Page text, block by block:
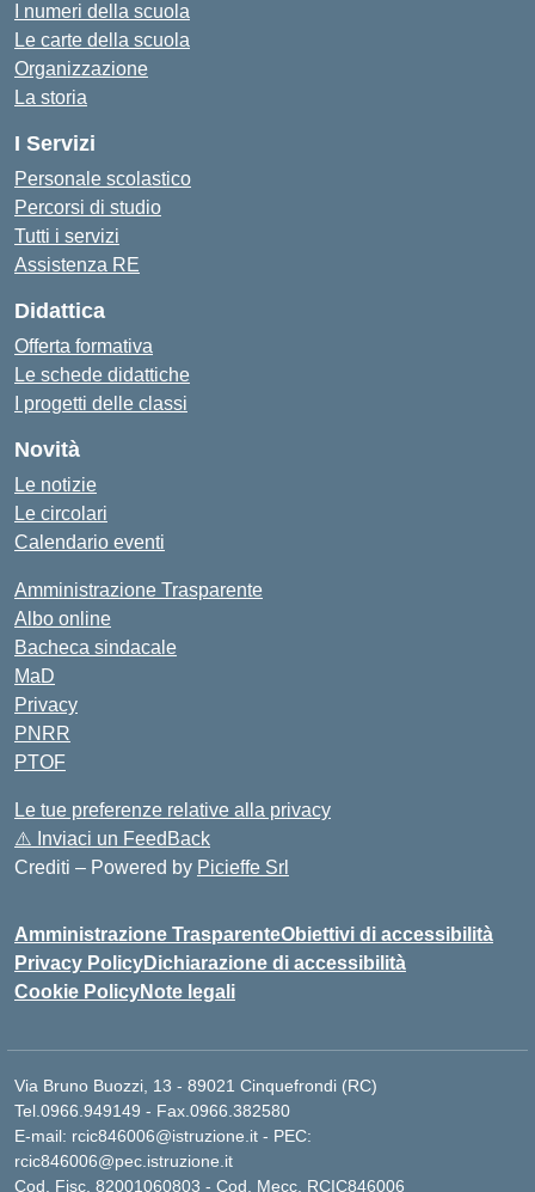
I numeri della scuola
Le carte della scuola
Organizzazione
La storia
I Servizi
Personale scolastico
Percorsi di studio
Tutti i servizi
Assistenza RE
Didattica
Offerta formativa
Le schede didattiche
I progetti delle classi
Novità
Le notizie
Le circolari
Calendario eventi
Amministrazione Trasparente
Albo online
Bacheca sindacale
MaD
Privacy
PNRR
PTOF
Le tue preferenze relative alla privacy
⚠️ Inviaci un FeedBack
Crediti – Powered by Picieffe Srl
Amministrazione TrasparenteObiettivi di accessibilità
Privacy PolicyDichiarazione di accessibilità
Cookie PolicyNote legali
Via Bruno Buozzi, 13 - 89021 Cinquefrondi (RC)
Tel.0966.949149 - Fax.0966.382580
E-mail: rcic846006@istruzione.it - PEC:
rcic846006@pec.istruzione.it
Cod. Fisc. 82001060803 - Cod. Mecc. RCIC846006